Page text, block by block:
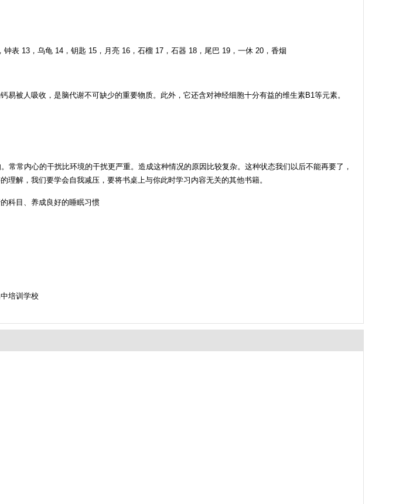
表 13，乌龟 14，钥匙 15，月亮 16，石榴 17，石器 18，尾巴 19，一休 20，香烟
人吸收，是脑代谢不可缺少的重要物质。此外，它还含对神经细胞十分有益的维生素B1等元素。
常内心的干扰比环境的干扰更严重。造成这种情况的原因比较复杂。这种状态我们以后不能再要了，
解，我们要学会自我减压，要将书桌上与你此时学习内容无关的其他书籍。
科目、养成良好的睡眠习惯
培训学校